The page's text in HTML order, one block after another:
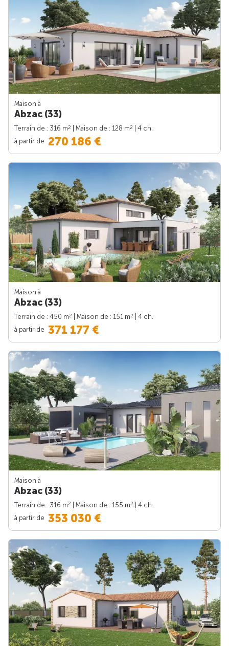
Maison à
Abzac (33)
Terrain de : 316 m2 | Maison de : 128 m2
| 4 ch.
à partir de 270 186 €
Maison à
Abzac (33)
Terrain de : 450 m2 | Maison de : 151 m2
| 4 ch.
à partir de 371 177 €
Maison à
Abzac (33)
Terrain de : 316 m2 | Maison de : 155 m2
| 4 ch.
à partir de 353 030 €